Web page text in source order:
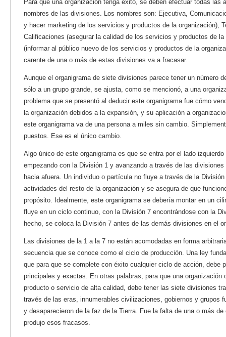
Para que una organización tenga éxito, se deben efectuar todas las
nombres de las divisiones. Los nombres son: Ejecutiva,
y hacer marketing de los servicios y productos de la organización),
Calificaciones (asegurar la calidad de los servicios y productos de
(informar al público nuevo de los servicios y productos de la
carente de una o más de estas divisiones va a fracasar.
Aunque el organigrama de siete divisiones parece tener un número
sólo a un grupo grande, se ajusta, como se mencionó, a una
problema que se presentó al deducir este organigrama fue cómo
la organización debidos a la expansión, y su aplicación a
este organigrama va de una persona a miles sin cambio.
puestos. Ese es el único cambio.
Algo único de este organigrama es que se entra por el lado
empezando con la División 1 y avanzando a través de las
hacia afuera. Un individuo o partícula no fluye a través de la
actividades del resto de la organización y se asegura de que
propósito. Idealmente, este organigrama se debería montar en un
fluye en un ciclo continuo, con la División 7 encontrándose con la
hecho, se coloca la División 7 antes de las demás divisiones en el
Las divisiones de la 1 a la 7 no están acomodadas en forma
secuencia que se conoce como el ciclo de producción. Una ley
que para que se complete con éxito cualquier ciclo de acción, debe
principales y exactas.
En otras palabras, para que una organización
producto o servicio de alta calidad, debe tener las siete divisiones
través de las eras, innumerables civilizaciones, gobiernos y grupos
y desaparecieron de la faz de la Tierra. Fue la falta de una o más
produjo esos fracasos.